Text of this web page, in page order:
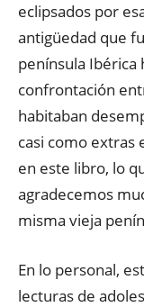
eclipsados por
antigüedad que
península Ibérica
confrontación
habitaban
casi como extras
en este libro, lo
agradecemos
misma vieja
En lo personal,
lecturas de